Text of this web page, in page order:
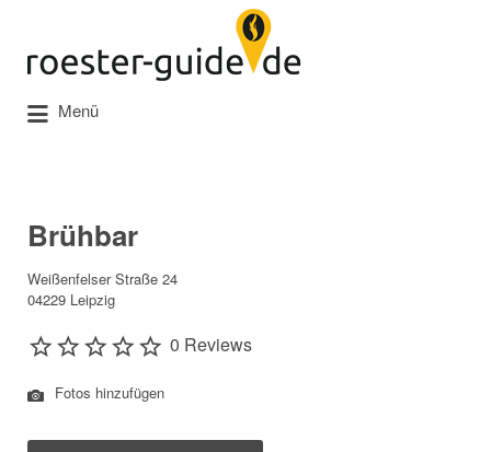
Menü
Brühbar
Weißenfelser Straße 24
04229 Leipzig
0 Reviews
Fotos hinzufügen